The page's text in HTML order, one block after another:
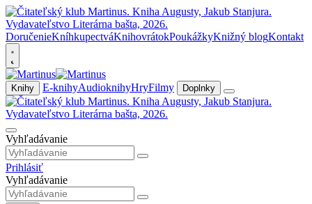
DoručenieKníhkupectváKnihovrátokPoukážkyKnižný blogKontakt
Knihy E-knihyAudioknihyHryFilmy Doplnky
Vyhľadávanie
Prihlásiť
Vyhľadávanie